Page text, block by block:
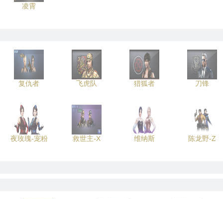
凌霄
复仇者 飞虎队 猎狐者 刀锋
夜玫瑰-宠粉 救世主-X 维纳斯 陈龙野-Z